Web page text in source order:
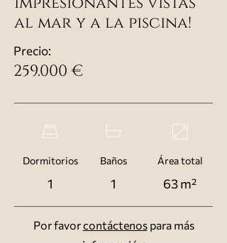
al mar y a la piscina!
Precio:
259.000 €
Dormitorios Baños
1 1
Área total
63 m²
Por favorcontáctenospara más